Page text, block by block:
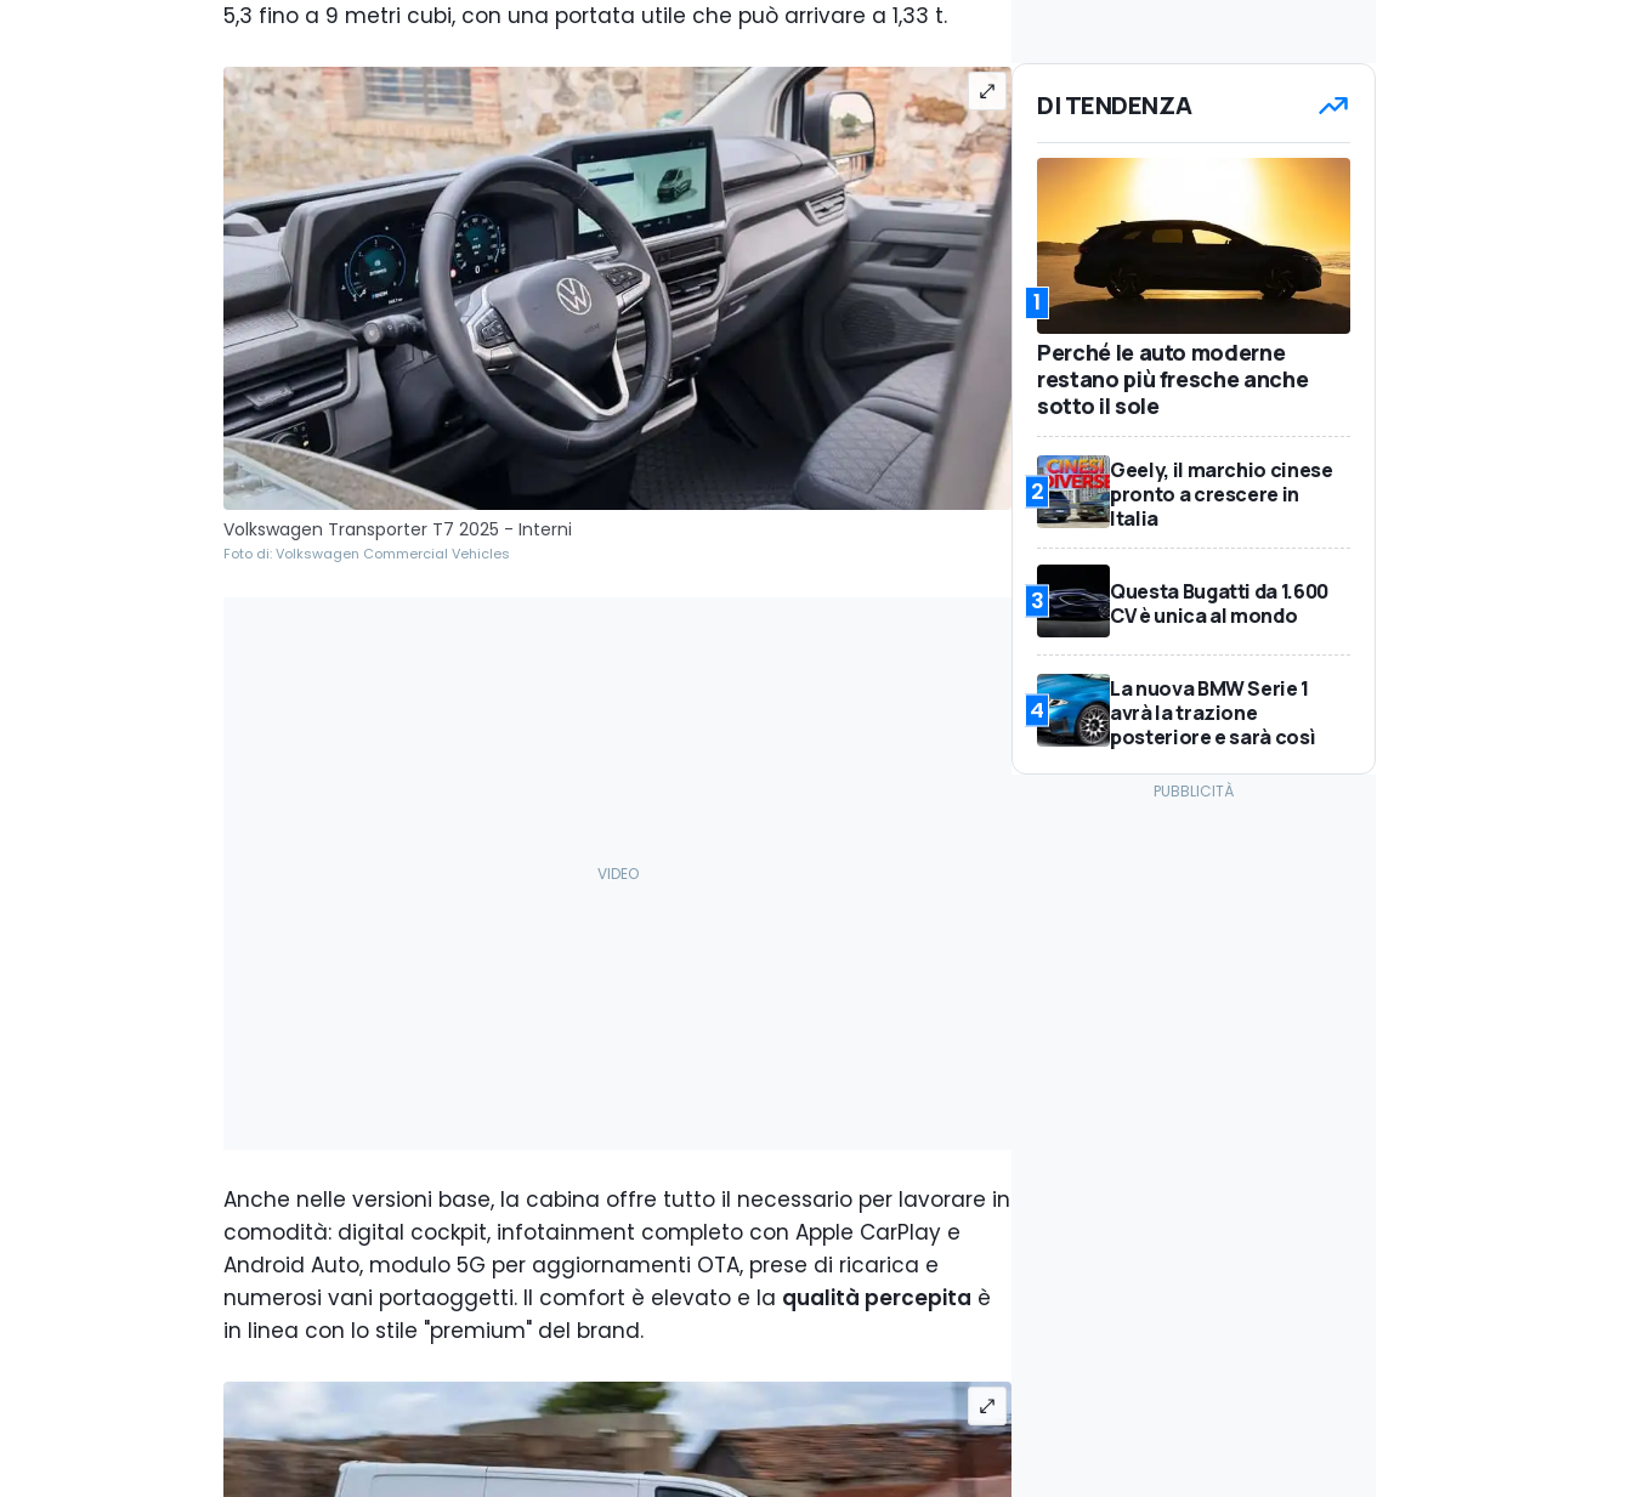
5,3 fino a 9 metri cubi, con una portata utile che può arrivare a 1,33 t.
Volkswagen Transporter T7 2025 - Interni
Foto di: Volkswagen Commercial Vehicles
Anche nelle versioni base, la cabina offre tutto il necessario per lavorare in
comodità: digital cockpit, infotainment completo con Apple CarPlay e
Android Auto, modulo 5G per aggiornamenti OTA, prese di ricarica e
numerosi vani portaoggetti. Il comfort è elevato e la qualità percepita è
in linea con lo stile "premium" del brand.
DI TENDENZA
1
Perché le auto moderne
restano più fresche anche
sotto il sole
2
Geely, il marchio cinese
pronto a crescere in
Italia
3
Questa Bugatti da 1.600
CV è unica al mondo
4
La nuova BMW Serie 1
avrà la trazione
posteriore e sarà così